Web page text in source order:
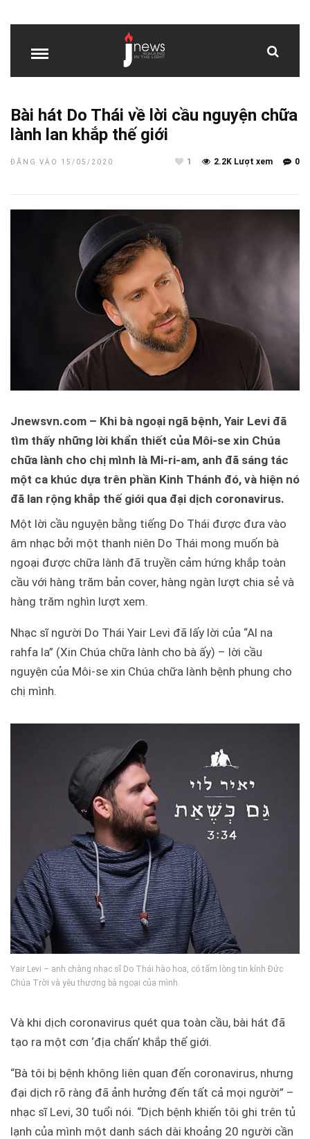
Bài hát Do Thái về lời cầu nguyện chữa
lành lan khắp thế giới
ĐĂNG VÀO 15/05/2020 0
2.2K Lượt xem
1
Jnewsvn.com – Khi bà ngoại ngã bệnh, Yair Levi đã
tìm thấy những lời khẩn thiết của Môi-se xin Chúa
chữa lành cho chị mình là Mi-ri-am, anh đã sáng tác
một ca khúc dựa trên phần Kinh Thánh đó, và hiện nó
đã lan rộng khắp thế giới qua đại dịch coronavirus.
Một lời cầu nguyện bằng tiếng Do Thái được đưa vào
âm nhạc bởi một thanh niên Do Thái mong muốn bà
ngoại được chữa lành đã truyền cảm hứng khắp toàn
cầu với hàng trăm bản cover, hàng ngàn lượt chia sẻ và
hàng trăm nghìn lượt xem.
Nhạc sĩ người Do Thái Yair Levi đã lấy lời của “Al na
rahfa la” (Xin Chúa chữa lành cho bà ấy) – lời cầu
nguyện của Môi-se xin Chúa chữa lành bệnh phung cho
chị mình.
Yair Levi – anh chàng nhạc sĩ Do Thái hào hoa, có tấm lòng tin kính Đức
Chúa Trời và yêu thương bà ngoại của mình.
Và khi dịch coronavirus quét qua toàn cầu, bài hát đã
tạo ra một cơn ‘địa chấn’ khắp thế giới.
“Bà tôi bị bệnh không liên quan đến coronavirus, nhưng
đại dịch rõ ràng đã ảnh hưởng đến tất cả mọi người” –
nhạc sĩ Levi, 30 tuổi nói. “Dịch bệnh khiến tôi ghi trên tủ
lạnh của mình một danh sách dài khoảng 20 người cần